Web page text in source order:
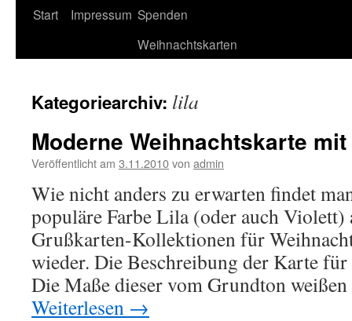
Start Impressum Spenden
Weihnachtskarten
Kategoriearchiv: lila
Moderne Weihnachtskarte
Veröffentlicht am 3.11.2010von admin
Wie nicht anders zu erwarten findet
populäre Farbe Lila (oder auch Violett)
Grußkarten-Kollektionen für
wieder. Die Beschreibung der Karte
Die Maße dieser vom Grundton
Weiterlesen →